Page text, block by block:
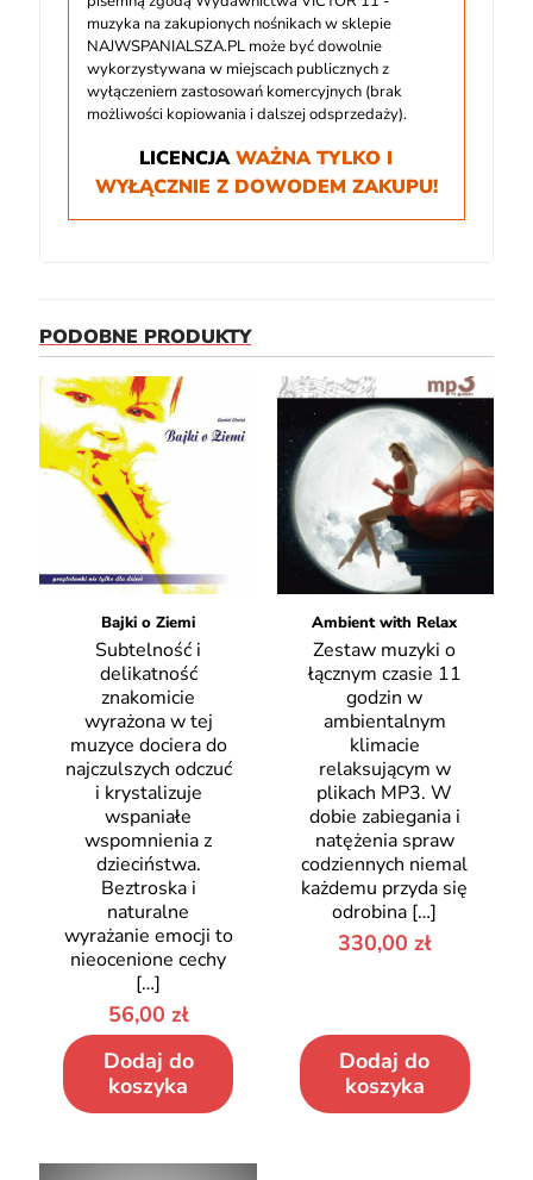
muzyka na zakupionych nośnikach w sklepie
NAJWSPANIALSZA.PL może być dowolnie
wykorzystywana w miejscach publicznych z
wyłączeniem zastosowań komercyjnych (brak
możliwości kopiowania i dalszej odsprzedaży).
LICENCJA WAŻNA TYLKO I
WYŁĄCZNIE Z DOWODEM ZAKUPU!
PODOBNE PRODUKTY
Bajki o Ziemi
Subtelność i
delikatność
znakomicie
wyrażona w tej
muzyce dociera do
najczulszych odczuć
i krystalizuje
wspaniałe
wspomnienia z
dzieciństwa.
Beztroska i
naturalne
wyrażanie emocji to
nieocenione cechy
[…]
56,00 zł
Dodaj do
koszyka
Ambient with Relax
Zestaw muzyki o
łącznym czasie 11
godzin w
ambientalnym
klimacie
relaksującym w
plikach MP3. W
dobie zabiegania i
natężenia spraw
codziennych niemal
każdemu przyda się
odrobina […]
330,00 zł
Dodaj do
koszyka